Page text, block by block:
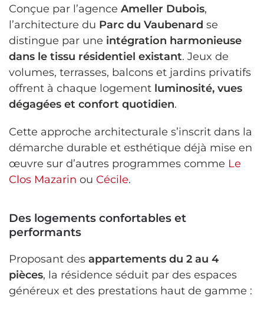
Conçue par l’agence Ameller Dubois,
l’architecture du Parc du Vaubenard se
distingue par une intégration harmonieuse
dans le tissu résidentiel existant. Jeux de
volumes, terrasses, balcons et jardins privatifs
offrent à chaque logement luminosité, vues
dégagées et confort quotidien.
Cette approche architecturale s’inscrit dans la
démarche durable et esthétique déjà mise en
œuvre sur d’autres programmes comme Le
Clos Mazarin ou Cécile.
Des logements confortables et
performants
Proposant des appartements du 2 au 4
pièces, la résidence séduit par des espaces
généreux et des prestations haut de gamme :